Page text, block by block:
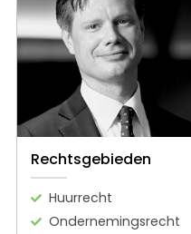
Rechtsgebieden
Huurrecht
Ondernemingsrecht